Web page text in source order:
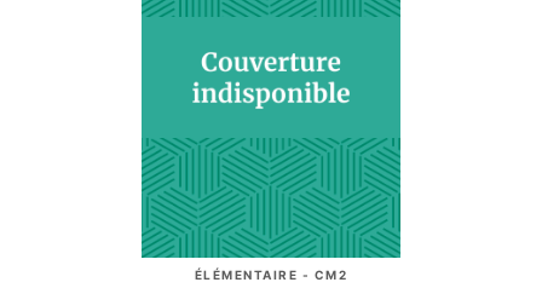
ÉLÉMENTAIRE - CM2